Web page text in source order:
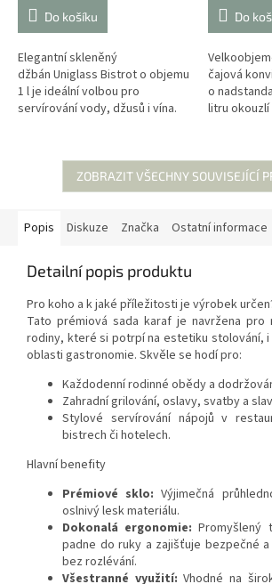
Do košíku
Elegantní skleněný
džbán Uniglass Bistrot o objemu
1 l je ideální volbou pro
servírování vody, džusů i vína.
Do
čajová
o
litru
exkluzivní...
ZOBRAZIT VŠECHNY SOUVISEJÍCÍ
Popis Diskuze Značka Ostatní informace
Detailní popis produktu
Pro koho a k jaké příležitosti je výrobek
Tato prémiová sada karaf je navržena pro
rodiny, které si potrpí na estetiku stolování,
oblasti gastronomie. Skvěle se hodí pro:
Každodenní rodinné obědy a
Zahradní grilování, oslavy, svatby a
Stylové servírování nápojů v
bistrech či hotelech.
Hlavní benefity
Prémiové sklo: Výjimečná
oslnivý lesk materiálu.
Dokonalá ergonomie: Promyšlený
padne do ruky a zajišťuje bezpečné
bez rozlévání.
Všestranné využití: Vhodné na